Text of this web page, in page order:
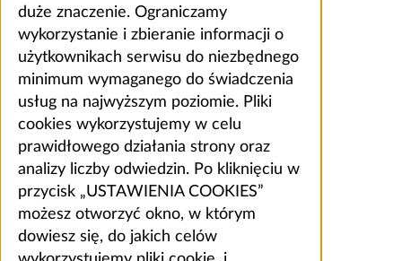
duże znaczenie. Ograniczamy
wykorzystanie i zbieranie informacji o
użytkownikach serwisu do niezbędnego
minimum wymaganego do świadczenia
usług na najwyższym poziomie. Pliki
cookies wykorzystujemy w celu
prawidłowego działania strony oraz
analizy liczby odwiedzin. Po kliknięciu w
przycisk „USTAWIENIA COOKIES”
możesz otworzyć okno, w którym
dowiesz się, do jakich celów